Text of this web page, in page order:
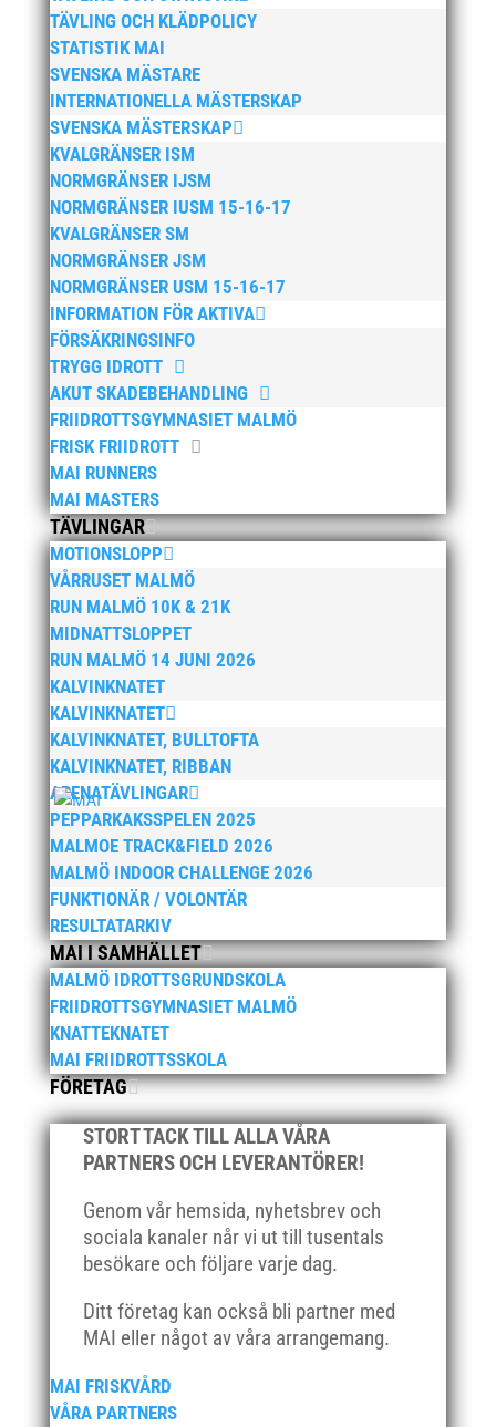
TÄVLING OCH KLÄDPOLICY
STATISTIK MAI
SVENSKA MÄSTARE
INTERNATIONELLA MÄSTERSKAP
SVENSKA MÄSTERSKAP
KVALGRÄNSER ISM
NORMGRÄNSER IJSM
NORMGRÄNSER IUSM 15-16-17
KVALGRÄNSER SM
NORMGRÄNSER JSM
NORMGRÄNSER USM 15-16-17
INFORMATION FÖR AKTIVA
FÖRSÄKRINGSINFO
TRYGG IDROTT
AKUT SKADEBEHANDLING
FRIIDROTTSGYMNASIET MALMÖ
FRISK FRIIDROTT
MAI RUNNERS
MAI MASTERS
TÄVLINGAR
MOTIONSLOPP
VÅRRUSET MALMÖ
RUN MALMÖ 10K & 21K
MIDNATTSLOPPET
RUN MALMÖ 14 JUNI 2026
KALVINKNATET
KALVINKNATET
KALVINKNATET, BULLTOFTA
KALVINKNATET, RIBBAN
ARENATÄVLINGAR
PEPPARKAKSSPELEN 2025
MALMOE TRACK&FIELD 2026
MALMÖ INDOOR CHALLENGE 2026
FUNKTIONÄR / VOLONTÄR
RESULTATARKIV
MAI I SAMHÄLLET
MALMÖ IDROTTSGRUNDSKOLA
FRIIDROTTSGYMNASIET MALMÖ
KNATTEKNATET
MAI FRIIDROTTSSKOLA
FÖRETAG
STORT TACK TILL ALLA VÅRA
PARTNERS OCH LEVERANTÖRER!
Genom vår hemsida, nyhetsbrev och
sociala kanaler når vi ut till tusentals
besökare och följare varje dag.
Ditt företag kan också bli partner med
MAI eller något av våra arrangemang.
MAI FRISKVÅRD
VÅRA PARTNERS
december 2025
november 2025
oktober 2025
augusti 2025
juli 2025
april 2025
mars 2025
januari 2025
oktober 2024
september 2024
augusti 2024
juni 2024
april 2024
mars 2024
februari 2024
januari 2024
december 2023
maj 2023
april 2023
januari 2023
november 2022
oktober 2022
september 2022
augusti 2022
juni 2022
april 2022
mars 2022
januari 2022
december 2021
november 2021
oktober 2021
september 2021
juni 2021
maj 2021
april 2021
februari 2021
december 2020
november 2020
oktober 2020
september 2020
augusti 2020
juni 2020